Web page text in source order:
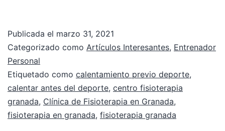
Publicada el marzo 31, 2021
Categorizado como Artículos Interesantes, Entrenador
Personal
Etiquetado como calentamiento previo deporte,
calentar antes del deporte, centro fisioterapia
granada, Clínica de Fisioterapia en Granada,
fisioterapia en granada, fisioterapia granada